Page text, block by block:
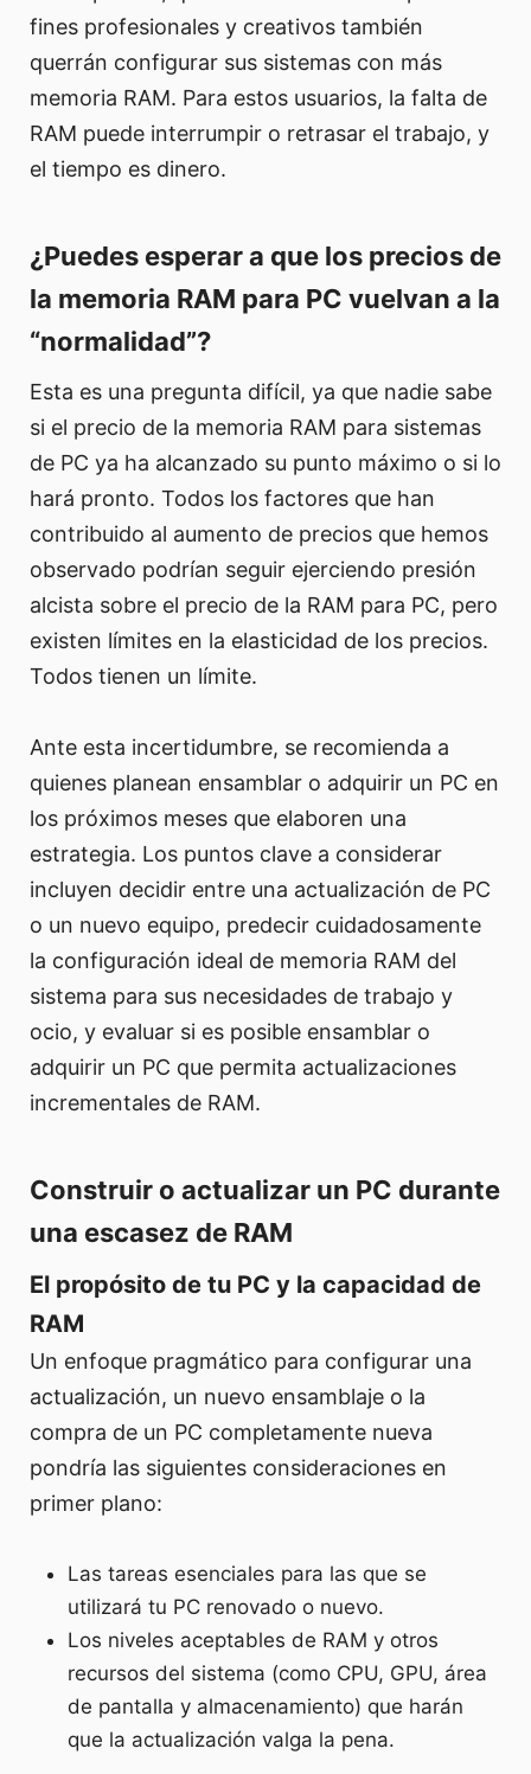
fines profesionales y creativos también
querrán configurar sus sistemas con más
memoria RAM. Para estos usuarios, la falta de
RAM puede interrumpir o retrasar el trabajo, y
el tiempo es dinero.
¿Puedes esperar a que los precios de
la memoria RAM para PC vuelvan a la
“normalidad”?
Esta es una pregunta difícil, ya que nadie sabe
si el precio de la memoria RAM para sistemas
de PC ya ha alcanzado su punto máximo o si lo
hará pronto. Todos los factores que han
contribuido al aumento de precios que hemos
observado podrían seguir ejerciendo presión
alcista sobre el precio de la RAM para PC, pero
existen límites en la elasticidad de los precios.
Todos tienen un límite.
Ante esta incertidumbre, se recomienda a
quienes planean ensamblar o adquirir un PC en
los próximos meses que elaboren una
estrategia. Los puntos clave a considerar
incluyen decidir entre una actualización de PC
o un nuevo equipo, predecir cuidadosamente
la configuración ideal de memoria RAM del
sistema para sus necesidades de trabajo y
ocio, y evaluar si es posible ensamblar o
adquirir un PC que permita actualizaciones
incrementales de RAM.
Construir o actualizar un PC durante
una escasez de RAM
El propósito de tu PC y la capacidad de
RAM
Un enfoque pragmático para configurar una
actualización, un nuevo ensamblaje o la
compra de un PC completamente nueva
pondría las siguientes consideraciones en
primer plano:
Las tareas esenciales para las que se
utilizará tu PC renovado o nuevo.
Los niveles aceptables de RAM y otros
recursos del sistema (como CPU, GPU, área
de pantalla y almacenamiento) que harán
que la actualización valga la pena.